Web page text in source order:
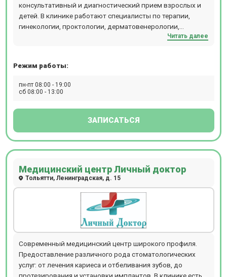
консультативный и диагностический прием взрослых и
детей. В клинике работают специалисты по терапии,
гинекологии, проктологии, дерматовенерологии,
физиотерапии, мануальной терапии, хирургии, лазерной
капельницы, ЭКГ, УЗИ, мануальные и массажные техники.
терапевта и массажиста на дом.
Читать далее
Режим работы:
пн-пт 08:00 - 19:00
сб 08:00 - 13:00
ЗАПИСАТЬСЯ
Медицинский центр Личный доктор
Тольятти, Ленинградская, д. 15
Современный медицинский центр широкого профиля.
Предоставление различного рода стоматологических
услуг: от лечения кариеса и отбеливания зубов, до